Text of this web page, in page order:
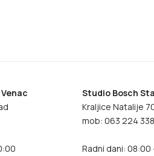
Studio Bosch
Kraljice Natalije
mob: 063 224
Radni dani: